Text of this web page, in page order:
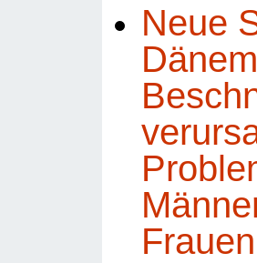
Neue
Frauen